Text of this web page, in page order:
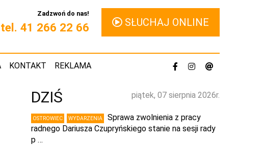
Zadzwoń do nas!
tel. 41 266 22 66 SŁUCHAJ ONLINE
KONTAKT REKLAMA
piątek, 07 sierpnia 2026r.
DZIŚ
OSTROWIEC WYDARZENIA
Sprawa zwolnienia z pracy
radnego Dariusza Czupryńskiego stanie na sesji rady
p …